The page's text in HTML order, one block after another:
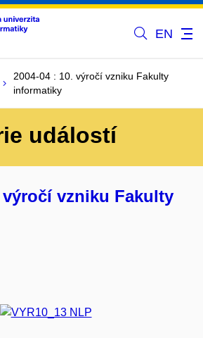
EN
2004-04 : 10. výročí vzniku Fakulty
informatiky
událostí
výročí vzniku Fakulty